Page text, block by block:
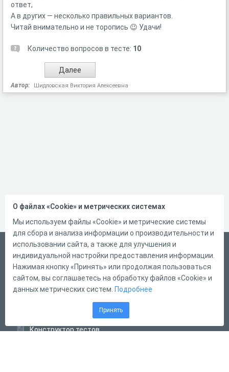
ответ,
А в других — несколько правильных вариантов.
Читай внимательно и не торопись 😉 Удачи!
Количество вопросов в тесте: 10
Автор: Шидловская Виктория Алексеевна
Русский
Справка
Форма обратной связи
Конструктор тестов
О файлах «Cookie» и метрических системах
Мы используем файлы «Cookie» и метрические системы
для сбора и анализа информации о производительности и
использовании сайта, а также для улучшения и
индивидуальной настройки предоставления информации.
Нажимая кнопку «Принять» или продолжая пользоваться
сайтом, вы соглашаетесь на обработку файлов «Cookie» и
данных метрических систем. Подробнее
Принять